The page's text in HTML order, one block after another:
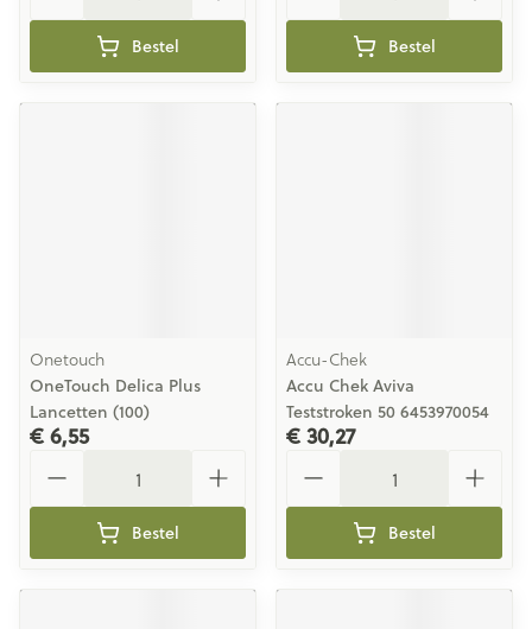
Bestel Bestel
Onetouch
OneTouch Delica Plus
Lancetten (100)
€ 6,55
Bestel
Accu-Chek
Accu Chek Aviva
Teststroken 50 6453970054
€ 30,27
Bestel